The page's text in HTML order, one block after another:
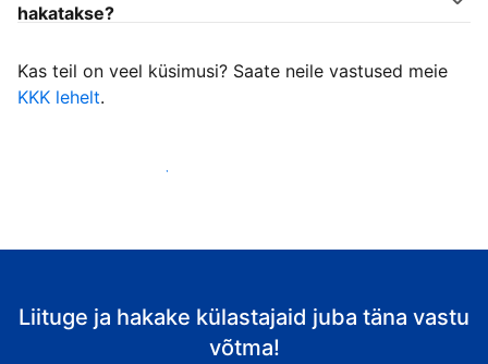
hakatakse?
Kas teil on veel küsimusi? Saate neile vastused meie
KKK lehelt.
Alusta külastajate vastuvõtmist
Liituge ja hakake külastajaid juba täna vastu
võtma!